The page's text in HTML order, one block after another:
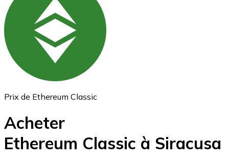
Ethereum
ETH
Prix de Ethereum Classic
Acheter
Ethereum Classic à Siracusa